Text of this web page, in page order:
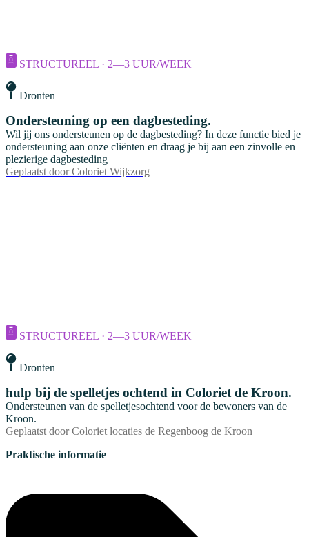
STRUCTUREEL · 2—3 UUR/WEEK
Dronten
Ondersteuning op een dagbesteding.
Wil jij ons ondersteunen op de dagbesteding? In deze functie bied je
ondersteuning aan onze cliënten en draag je bij aan een zinvolle en
plezierige dagbesteding
Geplaatst door Coloriet Wijkzorg
STRUCTUREEL · 2—3 UUR/WEEK
Dronten
hulp bij de spelletjes ochtend in Coloriet de Kroon.
Ondersteunen van de spelletjesochtend voor de bewoners van de
Kroon.
Geplaatst door Coloriet locaties de Regenboog de Kroon
Praktische informatie